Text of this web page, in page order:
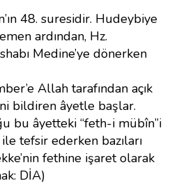
48. suresidir. Hudeybiye
ardından, Hz.
Medine’ye dönerken
Allah tarafından açık
bildiren âyetle başlar.
bu âyetteki “feth-i mübîn”i
tefsir ederken bazıları
fethine işaret olarak
DİA)